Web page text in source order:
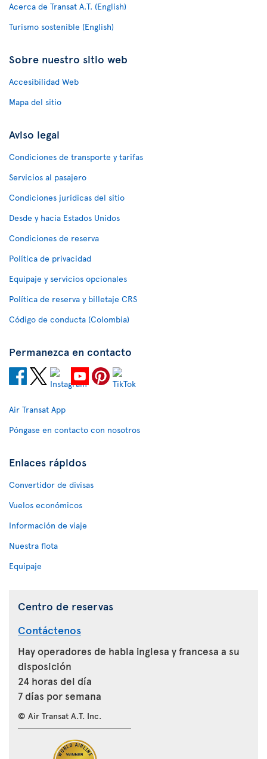
Acerca de Transat A.T. (English)
Turismo sostenible (English)
Sobre nuestro sitio web
Accesibilidad Web
Mapa del sitio
Aviso legal
Condiciones de transporte y tarifas
Servicios al pasajero
Condiciones jurídicas del sitio
Desde y hacia Estados Unidos
Condiciones de reserva
Política de privacidad
Equipaje y servicios opcionales
Política de reserva y billetaje CRS
Código de conducta (Colombia)
Permanezca en contacto
Air Transat App
Póngase en contacto con nosotros
Enlaces rápidos
Convertidor de divisas
Vuelos económicos
Información de viaje
Nuestra flota
Equipaje
Centro de reservas
Contáctenos
Hay operadores de habla inglesa y francesa a su
disposición
24 horas del día
7 días por semana
© Air Transat A.T. Inc.